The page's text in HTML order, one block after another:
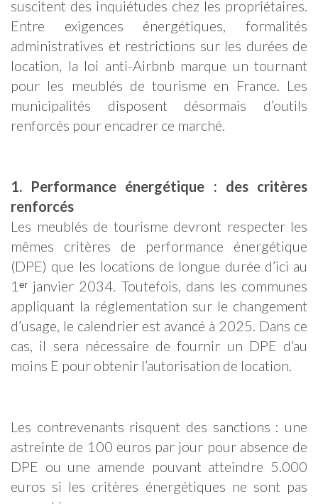
suscitent des inquiétudes chez les propriétaires.
Entre exigences énergétiques, formalités
administratives et restrictions sur les durées de
location, la loi anti-Airbnb marque un tournant
pour les meublés de tourisme en France. Les
municipalités disposent désormais d’outils
renforcés pour encadrer ce marché.
1. Performance énergétique : des critères
renforcés
Les meublés de tourisme devront respecter les
mêmes critères de performance énergétique
(DPE) que les locations de longue durée d’ici au
1ᵉʳ janvier 2034. Toutefois, dans les communes
appliquant la réglementation sur le changement
d’usage, le calendrier est avancé à 2025. Dans ce
cas, il sera nécessaire de fournir un DPE d’au
moins E pour obtenir l’autorisation de location.
Les contrevenants risquent des sanctions : une
astreinte de 100 euros par jour pour absence de
DPE ou une amende pouvant atteindre 5.000
euros si les critères énergétiques ne sont pas